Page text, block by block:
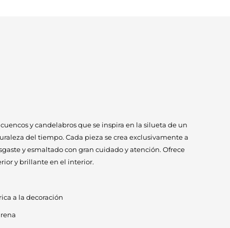
y candelabros que se inspira en la silueta de un
del tiempo. Cada pieza se crea exclusivamente a
y esmaltado con gran cuidado y atención. Ofrece
y brillante en el interior.
a la decoración